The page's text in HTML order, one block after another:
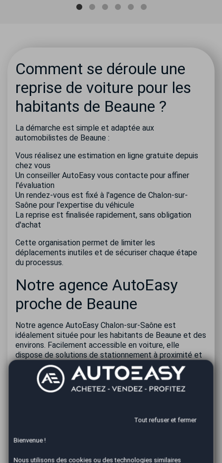
Comment se déroule une
reprise de voiture pour les
habitants de Beaune ?
La démarche est simple et adaptée aux
automobilistes de Beaune :
Vous réalisez une estimation en ligne gratuite depuis
chez vous
Un conseiller AutoEasy vous contacte pour affiner
l'évaluation
Un rendez-vous est fixé à l'agence de Chalon-sur-
Saône pour l'expertise du véhicule
La reprise est finalisée rapidement, sans obligation
d'achat
Cette organisation permet de limiter les
déplacements inutiles et de sécuriser chaque étape
du processus.
Notre agence AutoEasy
proche de Beaune
Notre agence AutoEasy Chalon-sur-Saône est
idéalement située pour les habitants de Beaune et des
environs. Facilement accessible en voiture, elle
dispose de solutions de stationnement à proximité et
d'une équipe dédiée à la reprise automobile.
Découvrir l'agence AutoEasy Chalon-sur-Saône
reprise de voiture à Beaune
Est-il possible de faire estimer mon véhicule
depuis Beaune ?
Tout refuser et fermer
Bienvenue !
Nous utilisons des cookies ou des technologies similaires